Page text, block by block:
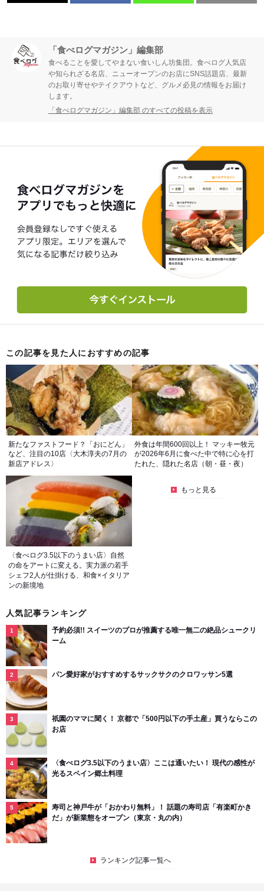
「食べログマガジン」編集部
食べることを愛してやまない食いしん坊集団。食べログ人気店
や知られざる名店、ニューオープンのお店にSNS話題店、最新
のお取り寄せやテイクアウトなど、グルメ必見の情報をお届け
します。
「食べログマガジン」編集部 のすべての投稿を表示
この記事を見た人におすすめの記事
新たなファストフード？「おにどん」
など、注目の10店〈大木淳夫の7月の
新店アドレス〉
外食は年間600回以上！ マッキー牧元
が2026年6月に食べた中で特に心を打
たれた、隠れた名店（朝・昼・夜）
〈食べログ3.5以下のうまい店〉自然
の命をアートに変える。実力派の若手
シェフ2人が仕掛ける、和食×イタリア
ンの新境地
もっと見る
人気記事ランキング
予約必須!! スイーツのプロが推薦する唯一無二の絶品シュークリ
ーム
パン愛好家がおすすめするサックサクのクロワッサン5選
祇園のママに聞く！ 京都で「500円以下の手土産」買うならこの
お店
〈食べログ3.5以下のうまい店〉ここは通いたい！ 現代の感性が
光るスペイン郷土料理
寿司と神戸牛が「おかわり無料」！ 話題の寿司店「有楽町かき
だ」が新業態をオープン（東京・丸の内）
ランキング記事一覧へ